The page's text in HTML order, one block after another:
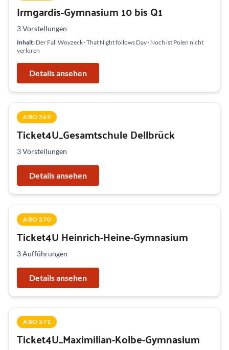
Irmgardis-Gymnasium 10 bis Q1
3 Vorstellungen
Inhalt: Der Fall Woyzeck · That Night follows Day · Noch ist Polen nicht
verloren
Details ansehen
ABO 569
Ticket4U_Gesamtschule Dellbrück
3 Vorstellungen
Details ansehen
ABO 570
Ticket4U Heinrich-Heine-Gymnasium
3 Aufführungen
Details ansehen
ABO 571
Ticket4U_Maximilian-Kolbe-Gymnasium